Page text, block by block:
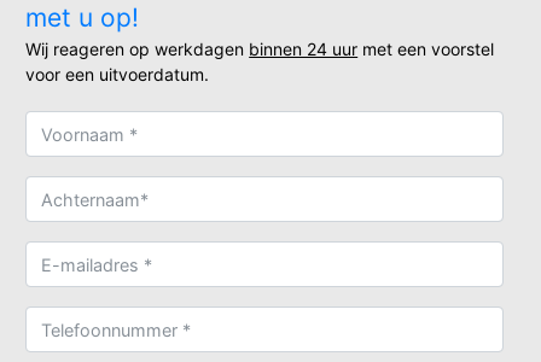
met u op!
Wij reageren op werkdagen binnen 24 uur met een voorstel
voor een uitvoerdatum.